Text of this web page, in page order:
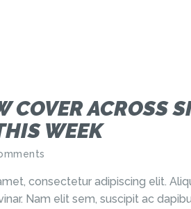
COVER ACROSS
WEEK
consectetur adipiscing elit.
Nam elit sem, suscipit ac